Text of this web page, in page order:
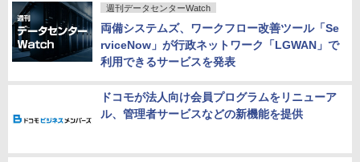
週刊データセンターWatch
両備システムズ、ワークフロー改善ツール「Se
rviceNow」が行政ネットワーク「LGWAN」で
利用できるサービスを発表
ドコモが法人向け会員プログラムをリニューア
ル、管理者サービスなどの新機能を提供